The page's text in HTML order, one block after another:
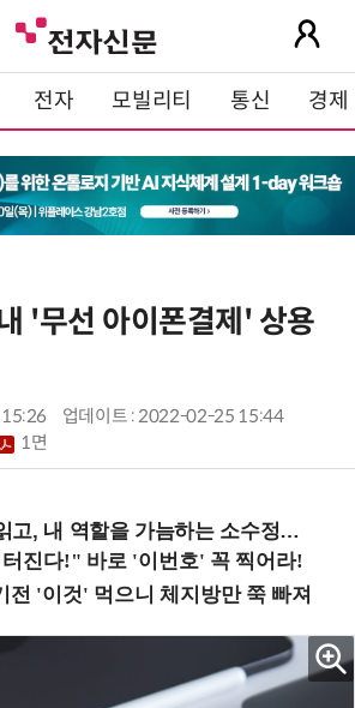
전자 모빌리티 통신 경제
'무선 아이폰결제' 상용
업데이트 : 2022-02-25 15:44
1면
가늠하는 소수정예 실습 워크숍 (8/28 신논현역)